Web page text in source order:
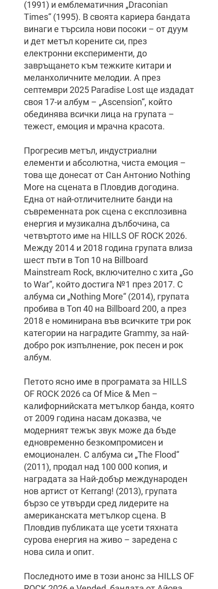
(1991) и емблематичния „Draconian
Times“ (1995). В своята кариера бандата
винаги е търсила нови посоки – от дуум
и дет метъл корените си, през
електронни експерименти, до
завръщането към тежките китари и
меланхоличните мелодии. A през
септември 2025 Paradise Lost ще издадат
своя 17-и албум – „Ascension“, който
обединява всички лица на групата –
тежест, емоция и мрачна красота.
Прогресив метъл, индустриални
елементи и абсолютна, чиста емоция –
това ще донесат от Сан Антонио Nothing
More на сцената в Пловдив догодина.
Една от най-отличителните банди на
съвременната рок сцена с експлозивна
енергия и музикална дълбочина, са
четвъртото име на HILLS OF ROCK 2026.
Между 2014 и 2018 година групата влиза
шест пъти в Топ 10 на Billboard
Mainstream Rock, включително с хита „Go
to War“, който достига №1 през 2017. С
албума си „Nothing More“ (2014), групата
пробива в Топ 40 на Billboard 200, а през
2018 е номинирана във всичките три рок
категории на наградите Grammy, за най-
добро рок изпълнение, рок песен и рок
албум.
Петото ясно име в програмата за HILLS
OF ROCK 2026 са Of Mice & Men –
калифорнийската метълкор банда, която
от 2009 година насам доказва, че
модерният тежък звук може да бъде
едновременно безкомпромисен и
емоционален. С албума си „The Flood“
(2011), продал над 100 000 копия, и
наградата за Най-добър международен
нов артист от Kerrang! (2013), групата
бързо се утвърди сред лидерите на
американската метълкор сцена. В
Пловдив публиката ще усети тяхната
сурова енергия на живо – заредена с
нова сила и опит.
Последното име в този анонс за HILLS OF